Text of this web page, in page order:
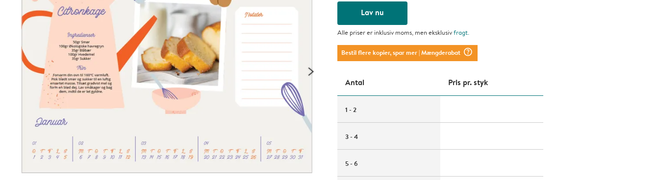
Lav nu
Alle priser er inklusiv moms, men eksklusivfragt.
Bestil flere kopier, spar mer| Mængderabat question_mark_circle
Antal Pris pr. styk
1 - 2
3 - 4
5 - 6